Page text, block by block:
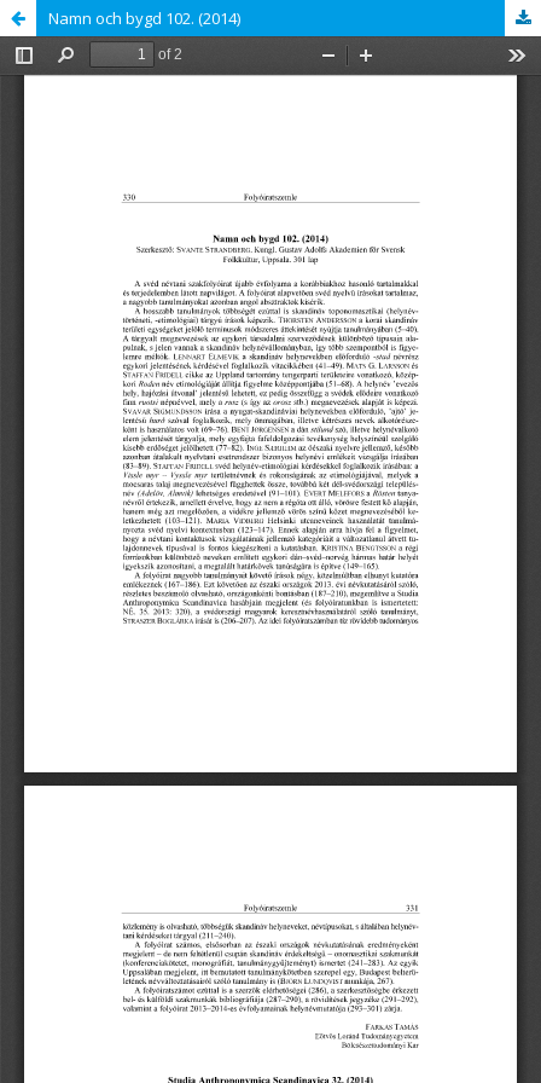
Namn och bygd 102. (2014)